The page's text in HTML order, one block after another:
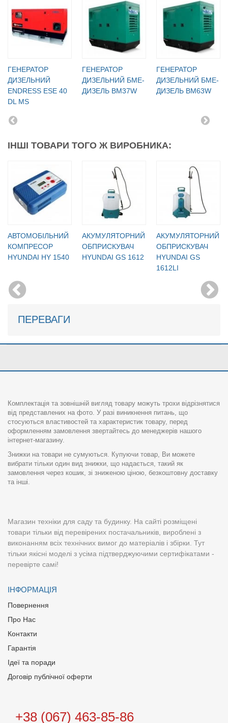
ГЕНЕРАТОР
ДИЗЕЛЬНИЙ
ENDRESS ESE 40
DL MS
ГЕНЕРАТОР
ДИЗЕЛЬНИЙ БМЕ-
ДИЗЕЛЬ BM37W
ГЕНЕРАТОР
ДИЗЕЛЬНИЙ БМЕ-
ДИЗЕЛЬ BM63W
ІНШІ ТОВАРИ ТОГО Ж ВИРОБНИКА:
АВТОМОБІЛЬНИЙ
КОМПРЕСОР
HYUNDAI HY 1540
АКУМУЛЯТОРНИЙ
ОБПРИСКУВАЧ
HYUNDAI GS 1612
АКУМУЛЯТОРНИЙ
ОБПРИСКУВАЧ
HYUNDAI GS
1612LI
ПЕРЕВАГИ
Комплектація та зовнішній вигляд товару можуть трохи відрізнятися
від представлених на фото. У разі виникнення питань, що
стосуються властивостей та характеристик товару, перед
оформленням замовлення звертайтесь до менеджерів нашого
інтернет-магазину.
Знижки на товари не сумуються. Купуючи товар, Ви можете
вибрати тільки один вид знижки, що надається, такий як
замовлення через кошик, зі зниженою ціною, безкоштовну доставку
та інші.
Магазин техніки для саду та будинку. На сайті розміщені
товари тільки від перевірених постачальників, вироблені з
виконанням всіх технічних вимог до матеріалів і збірки. Тут
тільки якісні моделі з усіма підтверджуючими сертифікатами -
перевірте самі!
ІНФОРМАЦІЯ
Повернення
Про Нас
Контакти
Гарантія
Ідеї та поради
Договір публічної оферти
+38 (067) 463-85-86